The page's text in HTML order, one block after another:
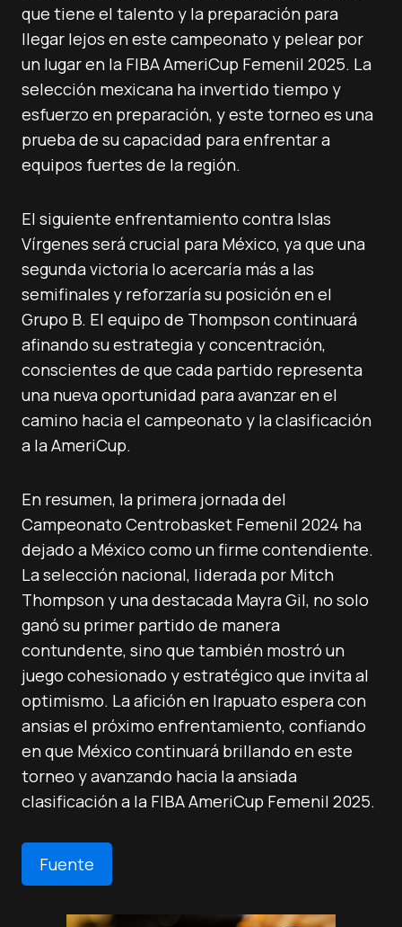
que tiene el talento y la preparación para
llegar lejos en este campeonato y pelear por
un lugar en la FIBA AmeriCup Femenil 2025. La
selección mexicana ha invertido tiempo y
esfuerzo en preparación, y este torneo es una
prueba de su capacidad para enfrentar a
equipos fuertes de la región.
El siguiente enfrentamiento contra Islas
Vírgenes será crucial para México, ya que una
segunda victoria lo acercaría más a las
semifinales y reforzaría su posición en el
Grupo B. El equipo de Thompson continuará
afinando su estrategia y concentración,
conscientes de que cada partido representa
una nueva oportunidad para avanzar en el
camino hacia el campeonato y la clasificación
a la AmeriCup.
En resumen, la primera jornada del
Campeonato Centrobasket Femenil 2024 ha
dejado a México como un firme contendiente.
La selección nacional, liderada por Mitch
Thompson y una destacada Mayra Gil, no solo
ganó su primer partido de manera
contundente, sino que también mostró un
juego cohesionado y estratégico que invita al
optimismo. La afición en Irapuato espera con
ansias el próximo enfrentamiento, confiando
en que México continuará brillando en este
torneo y avanzando hacia la ansiada
clasificación a la FIBA AmeriCup Femenil 2025.
Fuente